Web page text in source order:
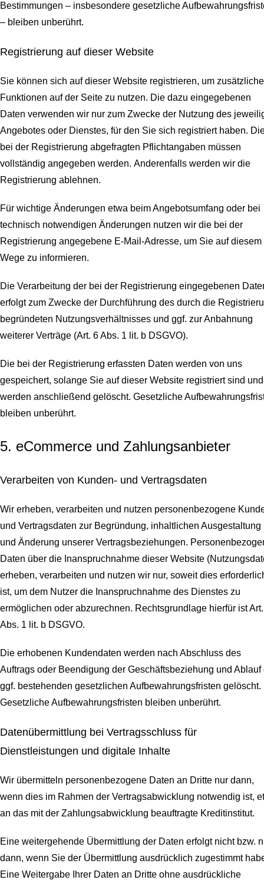
Bestimmungen – insbesondere gesetzliche
– bleiben unberührt.
Registrierung auf dieser Website
Sie können sich auf dieser Website registrieren, um zusätzliche
Funktionen auf der Seite zu nutzen. Die dazu eingegebenen
Daten verwenden wir nur zum Zwecke der Nutzung des
Angebotes oder Dienstes, für den Sie sich registriert haben.
bei der Registrierung abgefragten Pflichtangaben müssen
vollständig angegeben werden. Anderenfalls werden wir die
Registrierung ablehnen.
Für wichtige Änderungen etwa beim Angebotsumfang oder bei
technisch notwendigen Änderungen nutzen wir die bei der
Registrierung angegebene E-Mail-Adresse, um Sie auf diesem
Wege zu informieren.
Die Verarbeitung der bei der Registrierung eingegebenen
erfolgt zum Zwecke der Durchführung des durch die
begründeten Nutzungsverhältnisses und ggf. zur Anbahnung
weiterer Verträge (Art. 6 Abs. 1 lit. b DSGVO).
Die bei der Registrierung erfassten Daten werden von uns
gespeichert, solange Sie auf dieser Website registriert sind und
werden anschließend gelöscht. Gesetzliche
bleiben unberührt.
5. eCommerce und Zahlungs­anbieter
Verarbeiten von Kunden- und Vertragsdaten
Wir erheben, verarbeiten und nutzen personenbezogene
und Vertragsdaten zur Begründung, inhaltlichen Ausgestaltung
und Änderung unserer Vertragsbeziehungen.
Daten über die Inanspruchnahme dieser Website
erheben, verarbeiten und nutzen wir nur, soweit dies
ist, um dem Nutzer die Inanspruchnahme des Dienstes zu
ermöglichen oder abzurechnen. Rechtsgrundlage hierfür ist
Abs. 1 lit. b DSGVO.
Die erhobenen Kundendaten werden nach Abschluss des
Auftrags oder Beendigung der Geschäftsbeziehung und Ablauf
ggf. bestehenden gesetzlichen Aufbewahrungsfristen gelöscht.
Gesetzliche Aufbewahrungsfristen bleiben unberührt.
Daten­übermittlung bei Vertragsschluss für
Dienstleistungen und digitale Inhalte
Wir übermitteln personenbezogene Daten an Dritte nur dann,
wenn dies im Rahmen der Vertragsabwicklung notwendig ist,
an das mit der Zahlungsabwicklung beauftragte Kreditinstitut.
Eine weitergehende Übermittlung der Daten erfolgt nicht bzw.
dann, wenn Sie der Übermittlung ausdrücklich zugestimmt
Eine Weitergabe Ihrer Daten an Dritte ohne ausdrückliche